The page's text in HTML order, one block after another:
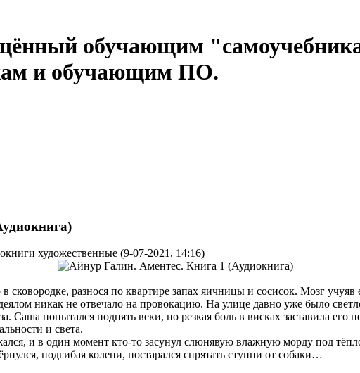
обучающим
и обучающим ПО.
художественные (9-07-2021, 14:16)
разнося по квартире запах яичницы и сосисок. Мозг учуяв
никак не отвечало на провокацию. На улице давно уже было
Саша попытался поднять веки, но резкая боль в висках заставила его
и света.
и в один момент кто-то засунул слюнявую влажную морду под
подгибая колени, постарался спрятать ступни от собаки…